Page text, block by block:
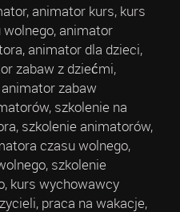
animator kurs, kurs
animator
animator dla dzieci,
zabaw z dziećmi,
zabaw
szkolenie na
szkolenie animatorów,
czasu wolnego,
szkolenie
kurs wychowawcy
praca na wakacje,